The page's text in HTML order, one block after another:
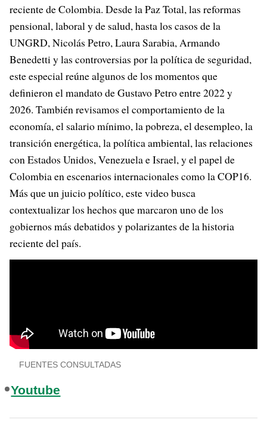
reciente de Colombia. Desde la Paz Total, las reformas
pensional, laboral y de salud, hasta los casos de la
UNGRD, Nicolás Petro, Laura Sarabia, Armando
Benedetti y las controversias por la política de seguridad,
este especial reúne algunos de los momentos que
definieron el mandato de Gustavo Petro entre 2022 y
2026. También revisamos el comportamiento de la
economía, el salario mínimo, la pobreza, el desempleo, la
transición energética, la política ambiental, las relaciones
con Estados Unidos, Venezuela e Israel, y el papel de
Colombia en escenarios internacionales como la COP16.
Más que un juicio político, este video busca
contextualizar los hechos que marcaron uno de los
gobiernos más debatidos y polarizantes de la historia
reciente del país.
FUENTES CONSULTADAS
Youtube